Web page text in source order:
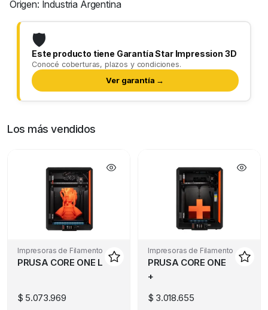
Origen: Industria Argentina
🛡️
Este producto tiene Garantía Star Impression 3D
Conocé coberturas, plazos y condiciones.
Ver garantía →
Los más vendidos
Impresoras de Filamento
PRUSA CORE ONE L
$ 5.073.969
Impresoras de Filamento
PRUSA CORE ONE
+
$ 3.018.655